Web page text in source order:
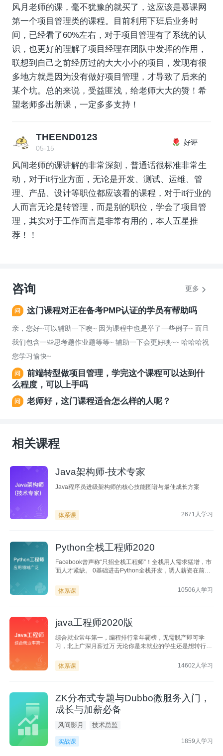
风月老师的课，毫不犹豫的就买了，这应该是慕课网
第一个项目管理类的课程。目前利用下班后业务时
间，已经看了60%左右，对于项目管理有了系统的认
识，也更好的理解了项目经理在团队中发挥的作用，
联想到自己之前经历过的大大小小的项目，发现有很
多地方就是因为没有做好项目管理，才导致了后来的
某个坑。总的来说，受益匪浅，给老师大大的赞！希
望老师多出新课，一定多多支持！
THEEND0123
05-15
好评
风间老师的课讲解的非常深刻，普通话很标准非常生
动，对于it行业方面，无论是开发、测试、运维、管
理、产品、设计等职位都应该看的课程，对于it行业的
人而言无论是转管理，而是别的职位，学会了项目管
理，其实对于工作而言是非常有用的，本人五星推
荐！！
咨询 更多
这门课程对正在备考PMP认证的学员有帮助吗
亲，您好~可以辅助一下噢~ 因为课程中也是举了一些例子~ 而且
我们包含一些思考题作业题等等~ 辅助一下会更好噢~~ 哈哈哈祝
您学习愉快~
前端转型做项目管理，学完这个课程可以达到什
么程度，可以上手吗
老师好，这门课程适合怎么样的人呢？
相关课程
Java架构师-技术专家
Java程序员进级架构师的核心技能图谱与最佳成长方案
体系课 2671人学习
Python全栈工程师2020
Facebook曾声称“只招全栈工程师”！全栈用人需求猛增，市
面人才紧缺。 0基础进击Python全栈开发，诱人薪资在前
体系课
10506人学习
java工程师2020版
综合就业常年第一，编程排行常年霸榜，无需脱产即可学
习，北上广深月薪过万 无论你是未就业的学生还是想转行的
体系课
14602人学习
ZK分布式专题与Dubbo微服务入门，
成长与加薪必备
风间影月 技术总监
实战课 1859人学习